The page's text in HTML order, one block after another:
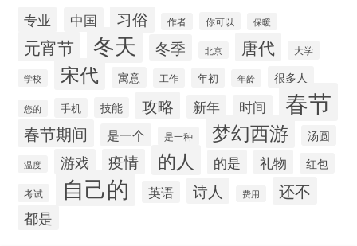
专业 中国 习俗 作者 你可以 保暖
元宵节 冬天 冬季 北京 唐代 大学
学校 宋代 寓意 工作 年初 年龄 很多人
您的 手机 技能 攻略 新年 时间 春节
春节期间 是一个 是一种 梦幻西游 汤圆
温度 游戏 疫情 的人 的是 礼物 红包
考试 自己的 英语 诗人 费用 还不
都是